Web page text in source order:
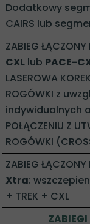
Dodatkowy
CAIRS lub
ZABIEG
CXL lub PACE-
LASEROWA
ROGÓWKI z
indywidualnych
POŁĄCZENIU Z
ROGÓWKI
ZABIEG
Xtra:
+ TREK + CXL